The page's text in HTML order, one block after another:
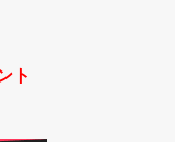
ト